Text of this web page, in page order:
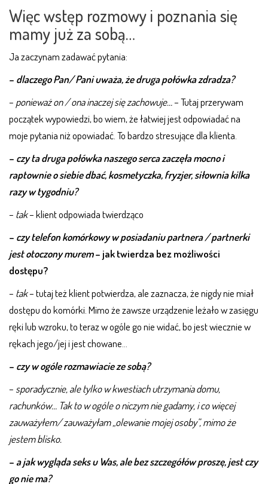
Więc wstęp rozmowy i poznania się
mamy już za sobą…
Ja zaczynam zadawać pytania:
– dlaczego Pan/ Pani uważa, że druga połówka zdradza?
– ponieważ on / ona inaczej się zachowuje…– Tutaj przerywam
początek wypowiedzi, bo wiem, że łatwiej jest odpowiadać na
moje pytania niż opowiadać. To bardzo stresujące dla klienta.
– czy ta druga połówka naszego serca zaczęła mocno i
raptownie o siebie dbać, kosmetyczka, fryzjer, siłownia kilka
razy w tygodniu?
– tak– klient odpowiada twierdząco
– czy telefon komórkowy w posiadaniu partnera / partnerki
jest otoczony murem– jak twierdza bez możliwości
dostępu?
– tak– tutaj też klient potwierdza, ale zaznacza, że nigdy nie miał
dostępu do komórki. Mimo że zawsze urządzenie leżało w zasięgu
ręki lub wzroku, to teraz w ogóle go nie widać, bo jest wiecznie w
rękach jego/jej i jest chowane…
– czy w ogóle rozmawiacie ze sobą?
– sporadycznie, ale tylko w kwestiach utrzymania domu,
rachunków… Tak to w ogóle o niczym nie gadamy, i co więcej
zauważyłem/ zauważyłam „olewanie mojej osoby”, mimo że
jestem blisko.
–a jak wygląda seks u Was, ale bez szczegółów proszę, jest czy
go nie ma?